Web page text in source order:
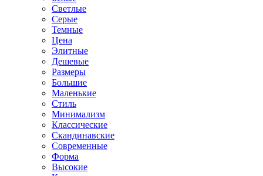
Светлые
Серые
Темные
Цена
Элитные
Дешевые
Размеры
Большие
Маленькие
Стиль
Минимализм
Классические
Скандинавские
Современные
Форма
Высокие